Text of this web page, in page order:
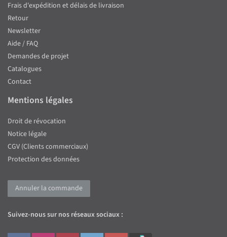
Frais d'expédition et délais de livraison
Retour
Newsletter
Aide / FAQ
Demandes de projet
Catalogues
Contact
Mentions légales
Droit de révocation
Notice légale
CGV (Clients commerciaux)
Protection des données
Annuler la commande
Suivez-nous sur nos réseaux sociaux :